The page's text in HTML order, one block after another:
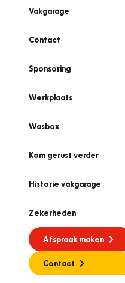
Vakgarage
Contact
Sponsoring
Werkplaats
Wasbox
Kom gerust verder
Historie vakgarage
Zekerheden
Afspraak maken
Contact